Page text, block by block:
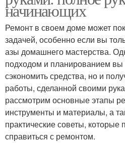
начинающих
Ремонт в своем доме может
задачей, особенно если вы
азы домашнего мастерства.
подходом и планированием вы
сэкономить средства, но и
работы, сделанной своими
рассмотрим основные этапы
инструменты и материалы, а
практические советы,
справиться с ремонтом.